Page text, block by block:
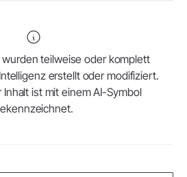
teilweise oder komplett
erstellt oder modifiziert.
ist mit einem AI-Symbol